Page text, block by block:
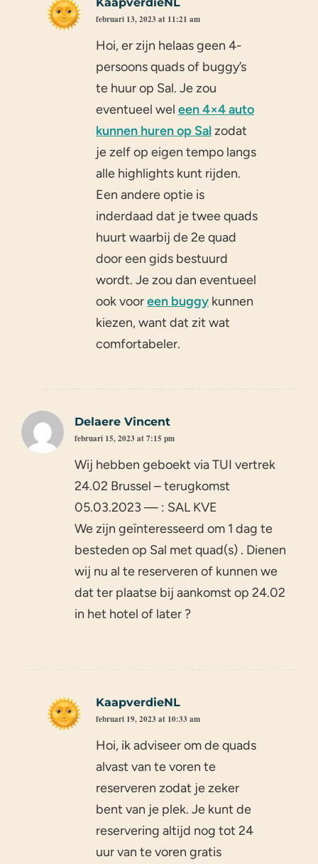
februari 13, 2023 at 11:21 am
Hoi, er zijn helaas geen 4-
persoons quads of buggy’s
te huur op Sal. Je zou
eventueel wel een 4×4 auto
kunnen huren op Salzodat
je zelf op eigen tempo langs
alle highlights kunt rijden.
Een andere optie is
inderdaad dat je twee quads
huurt waarbij de 2e quad
door een gids bestuurd
wordt. Je zou dan eventueel
ook vooreen buggy kunnen
kiezen, want dat zit wat
comfortabeler.
Delaere Vincent
februari 15, 2023 at 7:15 pm
Wij hebben geboekt via TUI vertrek
24.02 Brussel – terugkomst
05.03.2023 — : SAL KVE
We zijn geïnteresseerd om 1 dag te
besteden op Sal met quad(s) . Dienen
wij nu al te reserveren of kunnen we
dat ter plaatse bij aankomst op 24.02
in het hotel of later ?
KaapverdieNL
februari 19, 2023 at 10:33 am
Hoi, ik adviseer om de quads
alvast van te voren te
reserveren zodat je zeker
bent van je plek. Je kunt de
reservering altijd nog tot 24
uur van te voren gratis